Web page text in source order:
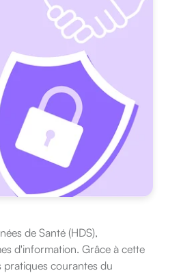
de Santé (HDS),
d'information. Grâce à cette
courantes du